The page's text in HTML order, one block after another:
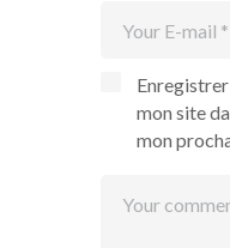
mon site
mon